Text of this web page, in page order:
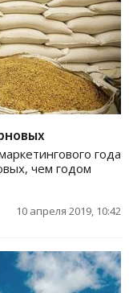
года
чем годом
10 апреля 2019, 10:42